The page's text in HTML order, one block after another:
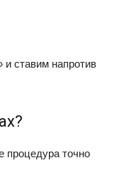
ставим напротив
процедура точно